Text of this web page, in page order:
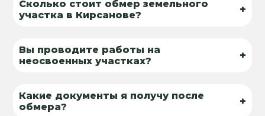
Сколько стоит обмер земельного
участка в Кирсанове?
+
Вы проводите работы на
неосвоенных участках?
+
Какие документы я получу после
обмера?
+